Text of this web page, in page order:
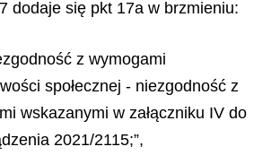
dodaje się pkt 17a w brzmieniu:
z wymogami
społecznej - niezgodność z
wskazanymi w załączniku IV do
2021/2115;”,